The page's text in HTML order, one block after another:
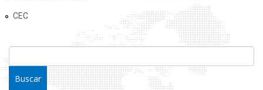
CEC
FORMULARIO DE BÚSQUEDA